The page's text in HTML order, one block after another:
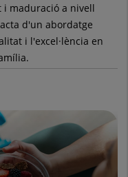
i maduració a nivell
d'un abordatge
i l'excel·lència en